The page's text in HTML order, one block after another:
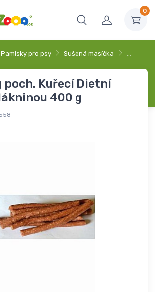
0
Pamlsky pro psy Sušená masíčka …
poch. Kuřecí Dietní
400 g